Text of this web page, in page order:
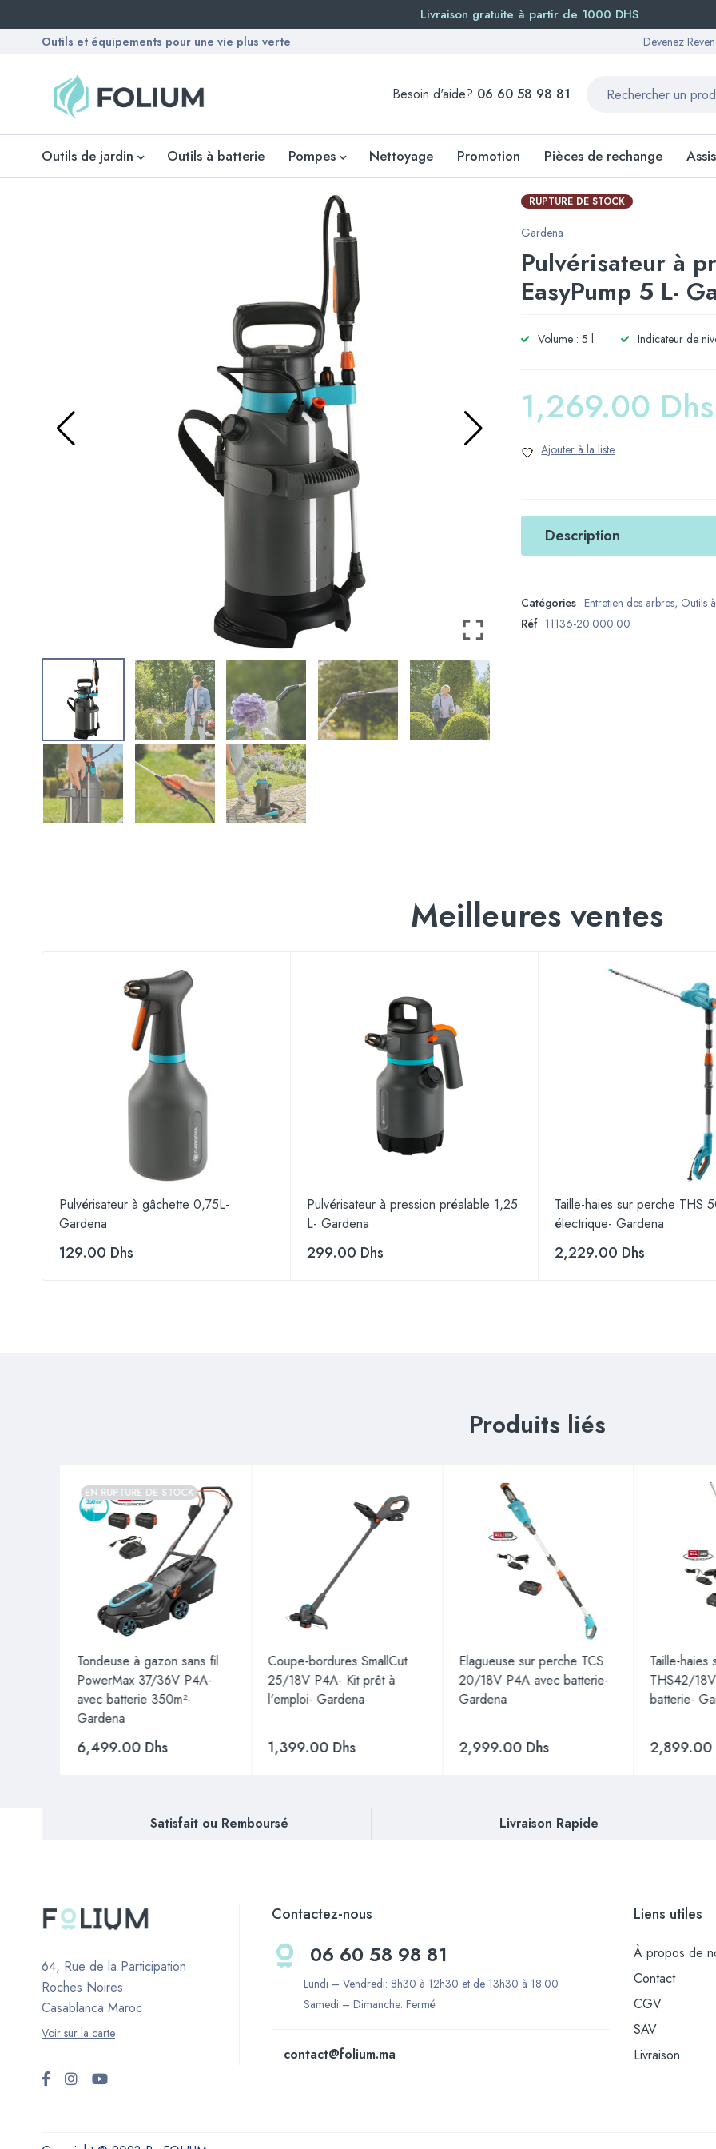
Livraison gratuite à partir de 1000 DHS
Outils et équipements pour une vie plus verte Devenez
Besoin d'aide? 06 60 58 98 81
Outils de jardin Outils à batterie Pompes Nettoyage Promotion Pièces de rechange
RUPTURE DE STOCK
Gardena
Pulvérisateur à
EasyPump 5 L-
Volume : 5 l Indicateur de
1,269.00 Dhs
Description
Catégories Entretien des arbres, Outils
Réf 11136-20.000.00
Meilleures ventes
Pulvérisateur à gâchette 0,75L-
Gardena
129.00 Dhs
Pulvérisateur à pression préalable 1,25
L- Gardena
299.00 Dhs
Taille-haies sur perche THS
électrique- Gardena
2,229.00 Dhs
Produits liés
EN RUPTURE DE STOCK
Tondeuse à gazon sans fil
PowerMax 37/36V P4A-
avec batterie 350m²-
Gardena
6,499.00 Dhs
Coupe-bordures SmallCut
25/18V P4A- Kit prêt à
l'emploi- Gardena
1,399.00 Dhs
Elagueuse sur perche TCS
20/18V P4A avec batterie-
Gardena
2,999.00 Dhs
Taille-haies
THS42/
batterie-
2,899.00
Satisfait ou Remboursé Livraison Rapide
64, Rue de la Participation
Roches Noires
Casablanca Maroc
Voir sur la carte
Contactez-nous
06 60 58 98 81
Lundi – Vendredi: 8h30 à 12h30 et de 13h30 à 18:00
Samedi – Dimanche: Fermé
contact@folium.ma
Liens utiles
À propos de
Contact
CGV
SAV
Livraison